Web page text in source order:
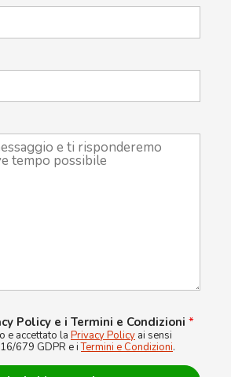
Policy e i Termini e Condizioni *
e accettato la Privacy Policy ai sensi
679 GDPR e iTermini e Condizioni.